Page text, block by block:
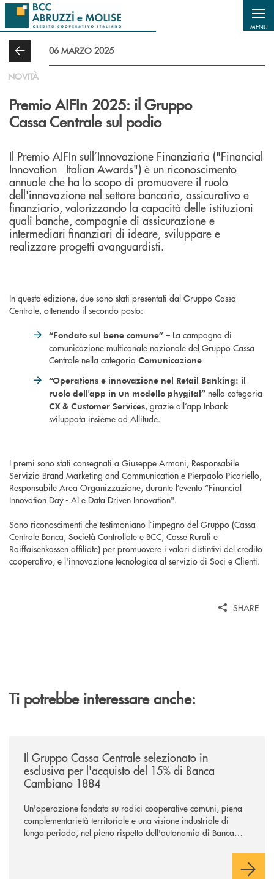
Salta al contenuto principale
MENU
06 MARZO 2025
NOVITÀ
Premio AIFIn 2025: il Gruppo
Cassa Centrale sul podio
Il Premio AIFIn sull’Innovazione Finanziaria ("Financial
Innovation - Italian Awards") è un riconoscimento
annuale che ha lo scopo di promuovere il ruolo
dell'innovazione nel settore bancario, assicurativo e
finanziario, valorizzando la capacità delle istituzioni
quali banche, compagnie di assicurazione e
intermediari finanziari di ideare, sviluppare e
realizzare progetti avanguardisti.
In questa edizione, due sono stati presentati dal Gruppo Cassa
Centrale, ottenendo il secondo posto:
“Fondato sul bene comune” – La campagna di
comunicazione multicanale nazionale del Gruppo Cassa
Centrale nella categoria Comunicazione
“Operations e innovazione nel Retail Banking: il
ruolo dell'app in un modello phygital” nella categoria
CX & Customer Services, grazie all’app Inbank
sviluppata insieme ad Allitude.
I premi sono stati consegnati a Giuseppe Armani, Responsabile
Servizio Brand Marketing and Communication e Pierpaolo Picariello,
Responsabile Area Organizzazione, durante l’evento “Financial
Innovation Day - AI e Data Driven Innovation".
Sono riconoscimenti che testimoniano l’impegno del Gruppo (Cassa
Centrale Banca, Società Controllate e BCC, Casse Rurali e
Raiffaisenkassen affiliate) per promuovere i valori distintivi del credito
cooperativo, e l'innovazione tecnologica al servizio di Soci e Clienti.
SHARE
Ti potrebbe interessare anche:
Il Gruppo Cassa Centrale selezionato in
esclusiva per l'acquisto del 15% di Banca
Cambiano 1884
Un'operazione fondata su radici cooperative comuni, piena
complementarietà territoriale e una visione industriale di
lungo periodo, nel pieno rispetto dell'autonomia di Banca
negoziazione esclusiva per la finalizzazione dell’operazione.